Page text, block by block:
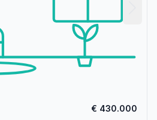
€ 430.000